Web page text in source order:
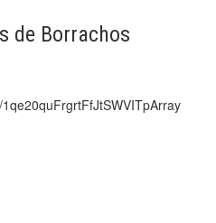
de Borrachos